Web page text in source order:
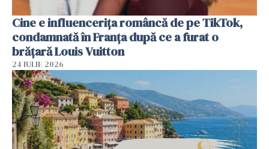
Cine e influencerița româncă de pe TikTok,
condamnată în Franța după ce a furat o
brățară Louis Vuitton
24 IULIE 2026